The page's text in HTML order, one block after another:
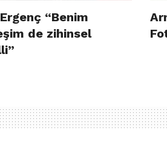
“Benim
de zihinsel